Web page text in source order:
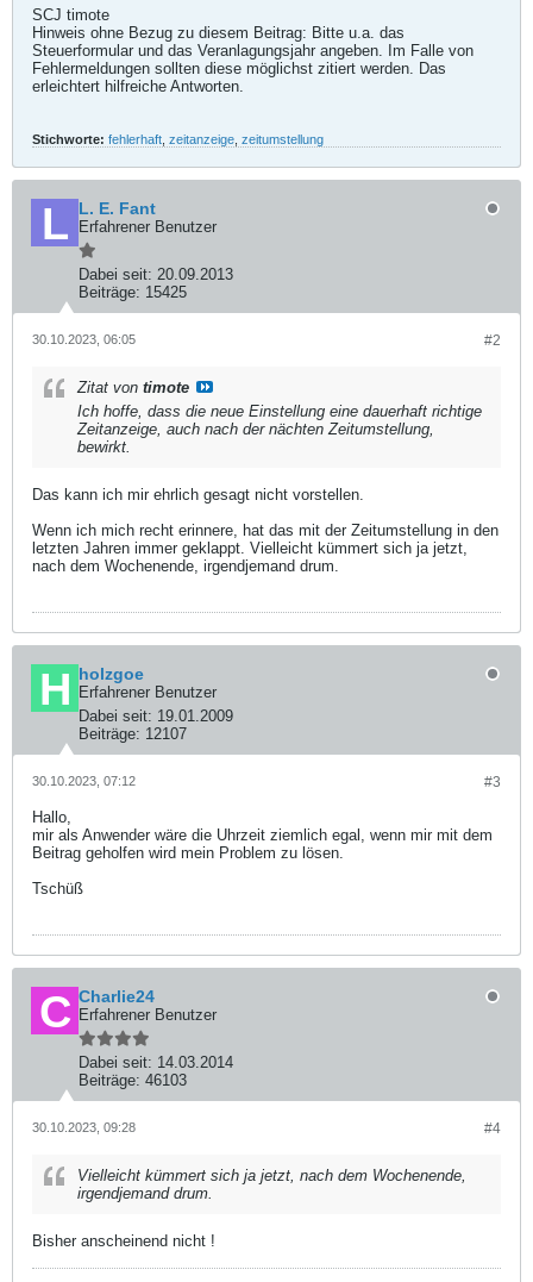
SCJ timote
Hinweis ohne Bezug zu diesem Beitrag: Bitte u.a. das
Steuerformular und das Veranlagungsjahr angeben. Im Falle von
Fehlermeldungen sollten diese möglichst zitiert werden. Das
erleichtert hilfreiche Antworten.
Stichworte: fehlerhaft zeitanzeige zeitumstellung
L. E. Fant
Erfahrener Benutzer
Dabei seit: 20.09.2013
Beiträge: 15425
#2
30.10.2023, 06:05
Zitat von timote
Ich hoffe, dass die neue Einstellung eine dauerhaft richtige
Zeitanzeige, auch nach der nächten Zeitumstellung,
bewirkt.
Das kann ich mir ehrlich gesagt nicht vorstellen.
Wenn ich mich recht erinnere, hat das mit der Zeitumstellung in den
letzten Jahren immer geklappt. Vielleicht kümmert sich ja jetzt,
nach dem Wochenende, irgendjemand drum.
holzgoe
Erfahrener Benutzer
Dabei seit: 19.01.2009
Beiträge: 12107
#3
30.10.2023, 07:12
Hallo,
mir als Anwender wäre die Uhrzeit ziemlich egal, wenn mir mit dem
Beitrag geholfen wird mein Problem zu lösen.
Tschüß
Charlie24
Erfahrener Benutzer
Dabei seit: 14.03.2014
Beiträge: 46103
#4
30.10.2023, 09:28
Vielleicht kümmert sich ja jetzt, nach dem Wochenende,
irgendjemand drum.
Bisher anscheinend nicht !